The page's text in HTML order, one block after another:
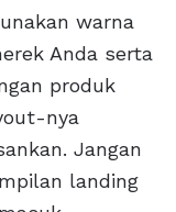
warna
Anda serta
produk
nya
Jangan
landing